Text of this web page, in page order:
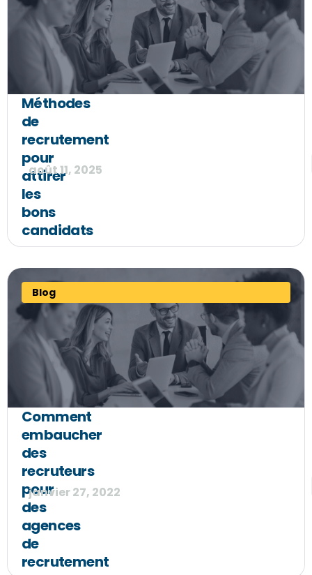
Méthodes
de
recrutement
pour
attirer
les
bons
candidats
août 11, 2025
Blog
Comment
embaucher
des
recruteurs
pour
des
agences
de
recrutement
janvier 27, 2022